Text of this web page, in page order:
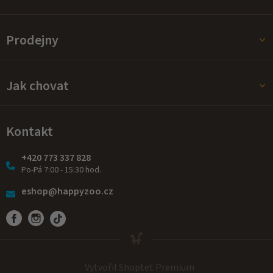
Prodejny
Jak chovat
Kontakt
+420 773 337 828
Po-Pá 7:00 - 15:30 hod.
eshop@happyzoo.cz
Vytvořil Shoptet Premium